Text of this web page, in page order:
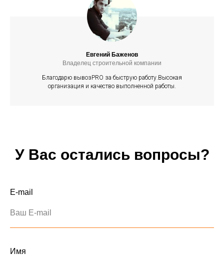
Евгений Баженов
Владелец строительной компании
Благодарю вывозPRO за быструю работу.Высокая
организация и качество выполненной работы.
У Вас остались вопросы?
E-mail
Ваш E-mail
Имя